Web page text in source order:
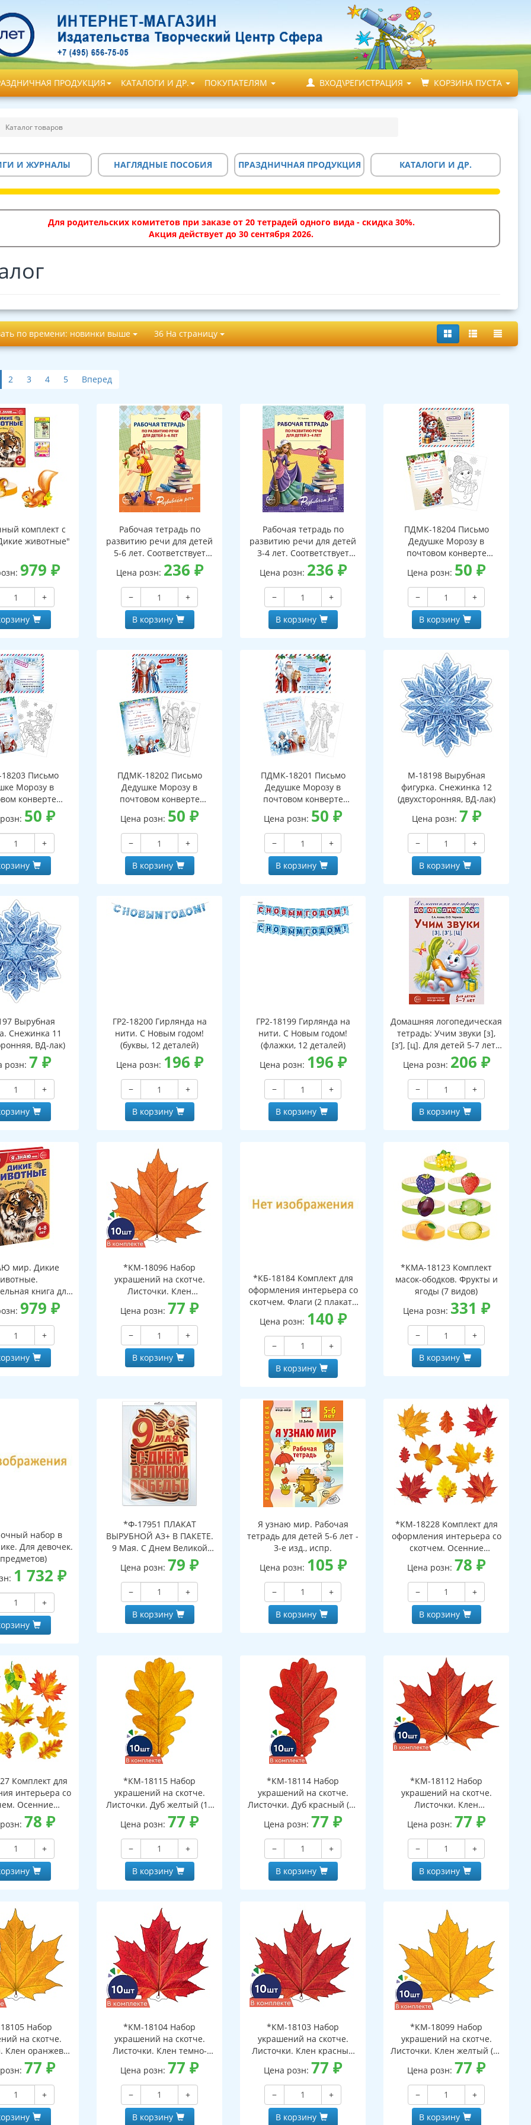
ПРОДУКЦИЯ КАТАЛОГИ И ДР. ПОКУПАТЕЛЯМ ВХОД\РЕГИСТРАЦИЯ КОРЗИНА ПУСТА
Каталог товаров
И ЖУРНАЛЫ НАГЛЯДНЫЕ ПОСОБИЯ ПРАЗДНИЧНАЯ ПРОДУКЦИЯ КАТАЛОГИ И ДР.
Для родительских комитетов при заказе от 20 тетрадей одного вида - скидка 30%.
Акция действует до 30 сентября 2026.
по времени: новинки выше 36 На страницу
2 3 4 5 Вперед
комплект с
животные"
979 ₽
+
Рабочая тетрадь по
развитию речи для детей
5-6 лет. Соответствует
ФГОС ДО - 3-е изд. испр.
Цена розн: 236 ₽
−
+
В корзину
Рабочая тетрадь по
развитию речи для детей
3-4 лет. Соответствует
ФГОС ДО - 3-е изд. испр.
Цена розн: 236 ₽
−
+
В корзину
ПДМК-18204 Письмо
Дедушке Морозу в
почтовом конверте
(конверт, письмо с текстом
и раскраской на обороте,
вырубная фигурка)
Цена розн: 50₽
−
+
В корзину
Письмо
Морозу в
конверте
письмо с текстом
на обороте,
фигурка)
50₽
+
ПДМК-18202 Письмо
Дедушке Морозу в
почтовом конверте
(конверт, письмо с текстом
и раскраской на обороте,
вырубная фигурка)
Цена розн: 50₽
−
+
В корзину
ПДМК-18201 Письмо
Дедушке Морозу в
почтовом конверте
(конверт, письмо с текстом
и раскраской на обороте,
вырубная фигурка)
Цена розн: 50₽
−
+
В корзину
М-18198 Вырубная
фигурка. Снежинка 12
(двухсторонняя, ВД-лак)
Цена розн: 7 ₽
−
+
В корзину
Вырубная
Снежинка 11
ВД-лак)
розн: 7 ₽
+
ГР2-18200 Гирлянда на
нити. С Новым годом!
(буквы, 12 деталей)
Цена розн: 196 ₽
−
+
В корзину
ГР2-18199 Гирлянда на
нити. С Новым годом!
(флажки, 12 деталей)
Цена розн: 196 ₽
−
+
В корзину
Домашняя логопедическая
тетрадь: Учим звуки [з],
[з’], [ц]. Для детей 5-7 лет -
3-е изд.
Цена розн: 206 ₽
−
+
В корзину
мир. Дикие
книга для
4-8 лет
979 ₽
+
*КМ-18096 Набор
украшений на скотче.
Листочки. Клен
наборе, двухсторонний,
ВД-лак)
Цена розн: 77₽
−
+
В корзину
*КБ-18184 Комплект для
оформления интерьера со
скотчем. Флаги (2 плаката
А3)
Цена розн: 140 ₽
−
+
В корзину
*КМА-18123 Комплект
масок-ободков. Фрукты и
ягоды (7 видов)
Цена розн: 331 ₽
−
+
В корзину
набор в
Для девочек.
1 732 ₽
+
*Ф-17951 ПЛАКАТ
ВЫРУБНОЙ А3+ В ПАКЕТЕ.
9 Мая. С Днем Великой
Победы! (двухсторонний,
ВД-лак, в индивидуальной
упаковке, с европодвесом
и клеевым клапаном)
Цена розн: 79₽
−
+
В корзину
Я узнаю мир. Рабочая
тетрадь для детей 5-6 лет -
3-е изд., испр.
Цена розн: 105 ₽
−
+
В корзину
*КМ-18228 Комплект для
оформления интерьера со
скотчем. Осенние
листочки-2 (10 видов)
Цена розн: 78₽
−
+
В корзину
Комплект для
интерьера со
Осенние
1 (10 видов)
78₽
+
*КМ-18115 Набор
украшений на скотче.
Листочки. Дуб желтый (10
шт. в наборе,
двухсторонняя, ВД-лак)
Цена розн: 77₽
−
+
В корзину
*КМ-18114 Набор
украшений на скотче.
Листочки. Дуб красный (10
шт. в наборе,
двухсторонняя, ВД-лак)
Цена розн: 77₽
−
+
В корзину
*КМ-18112 Набор
украшений на скотче.
Листочки. Клен
оранжевый (10 шт. в
наборе, двухсторонняя, ВД-
лак)
Цена розн: 77₽
−
+
В корзину
Набор
на скотче.
Клен оранжево-
шт. в наборе,
ВД-лак)
77₽
+
*КМ-18104 Набор
украшений на скотче.
Листочки. Клен темно-
красный (10 шт. в наборе,
двухсторонняя, ВД-лак)
Цена розн: 77₽
−
+
В корзину
*КМ-18103 Набор
украшений на скотче.
Листочки. Клен красный
(10 шт. в наборе,
двухсторонняя, ВД-лак)
Цена розн: 77₽
−
+
В корзину
*КМ-18099 Набор
украшений на скотче.
Листочки. Клен желтый (10
шт. в наборе,
двухсторонняя, ВД-лак)
Цена розн: 77₽
−
+
В корзину